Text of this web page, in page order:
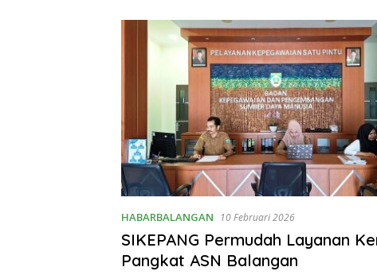
HABARBALANGAN 10 Februari 2026
SIKEPANG Permudah Layanan
Pangkat ASN Balangan